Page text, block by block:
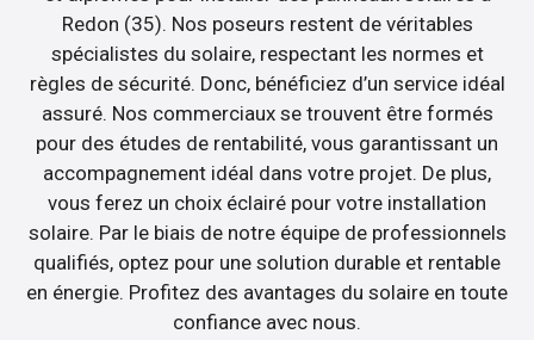
Redon (35). Nos poseurs restent de véritables
spécialistes du solaire, respectant les normes et
règles de sécurité. Donc, bénéficiez d’un service idéal
assuré. Nos commerciaux se trouvent être formés
pour des études de rentabilité, vous garantissant un
accompagnement idéal dans votre projet. De plus,
vous ferez un choix éclairé pour votre installation
solaire. Par le biais de notre équipe de professionnels
qualifiés, optez pour une solution durable et rentable
en énergie. Profitez des avantages du solaire en toute
confiance avec nous.